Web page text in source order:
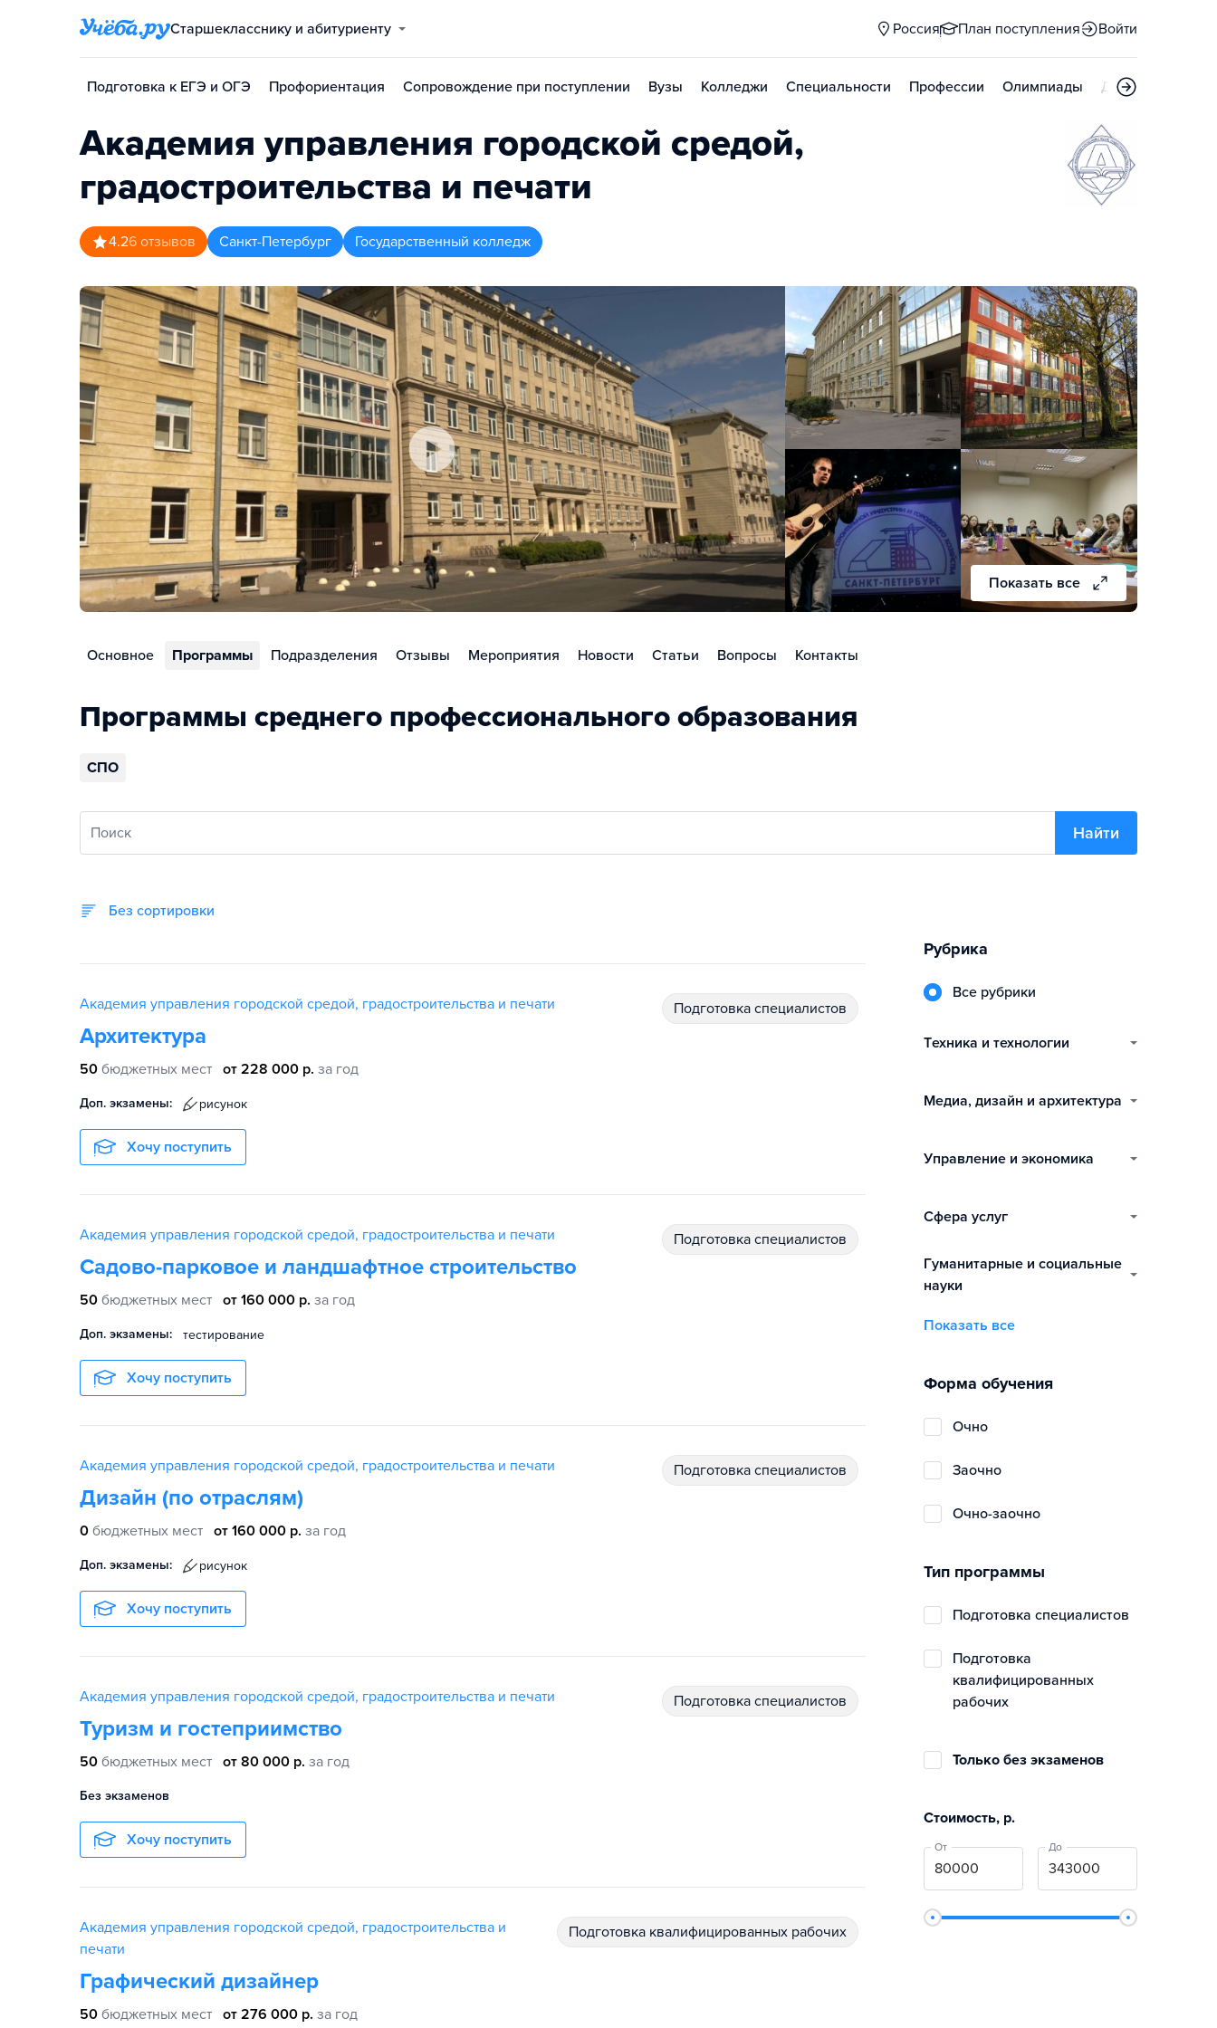
Старшекласснику и абитуриенту Россия План поступления Войти
Подготовка к ЕГЭ и ОГЭ Профориентация Сопровождение при поступлении Вузы Колледжи Специальности Профессии Олимпиады Дни открытых
Академия управления городской средой,
градостроительства и печати
4.26 отзывов Санкт-Петербург Государственный колледж
Показать все
Основное Программы Подразделения Отзывы Мероприятия Новости Статьи Вопросы Контакты
Программы среднего профессионального образования
СПО
Поиск Найти
Без сортировки
Академия управления городской средой, градостроительства и печати
Архитектура
50 бюджетных мест от 228 000 р. за год
Доп. экзамены: рисунок
Хочу поступить
подготовка специалистов
Академия управления городской средой, градостроительства и печати
Садово-парковое и ландшафтное строительство
50 бюджетных мест от 160 000 р. за год
Доп. экзамены: тестирование
Хочу поступить
подготовка специалистов
Академия управления городской средой, градостроительства и печати
Дизайн (по отраслям)
0 бюджетных мест от 160 000 р. за год
Доп. экзамены: рисунок
Хочу поступить
подготовка специалистов
Академия управления городской средой, градостроительства и печати
Туризм и гостеприимство
50 бюджетных мест от 80 000 р. за год
Без экзаменов
Хочу поступить
подготовка специалистов
Академия управления городской средой, градостроительства и
печати
Графический дизайнер
50 бюджетных мест от 276 000 р. за год
подготовка квалифицированных рабочих
Рубрика
Все рубрики
техника и технологии
медиа, дизайн и архитектура
управление и экономика
сфера услуг
гуманитарные и социальные
науки
Показать все
Форма обучения
очно
заочно
очно-заочно
Тип программы
подготовка специалистов
подготовка
квалифицированных
рабочих
Только без экзаменов
Стоимость, р.
От До